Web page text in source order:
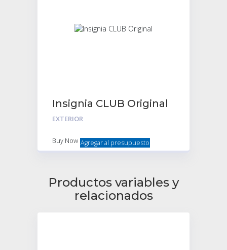
Insignia CLUB Original
EXTERIOR
Buy Now Agregar al presupuesto
Productos variables y
relacionados